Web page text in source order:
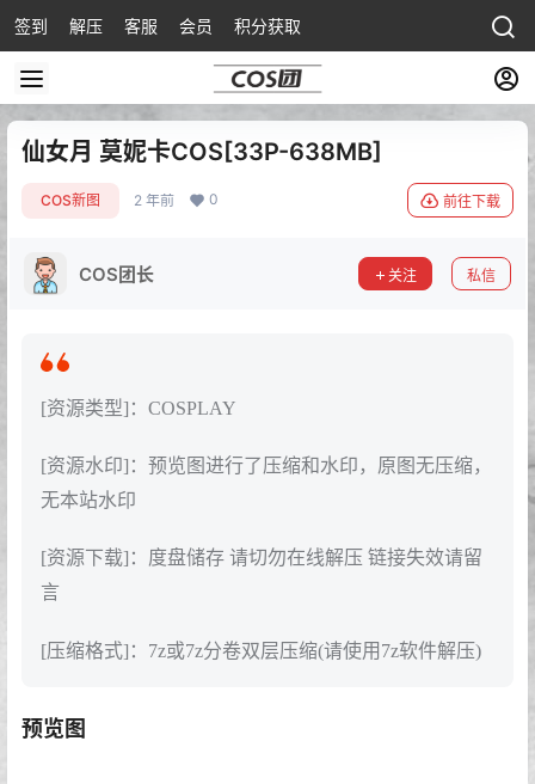
签到 解压 客服 会员 积分获取
仙女月 莫妮卡COS[33P-638MB]
COS新图 2 年前 0 前往下载
COS团长 关注 私信
[资源类型]：COSPLAY
[资源水印]：预览图进行了压缩和水印，原图无压缩，
无本站水印
[资源下载]：度盘储存 请切勿在线解压 链接失效请留
言
[压缩格式]：7z或7z分卷双层压缩(请使用7z软件解压)
预览图